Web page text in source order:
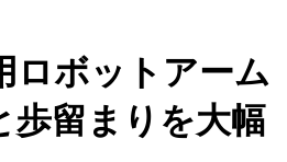
ロボットアーム
歩留まりを大幅